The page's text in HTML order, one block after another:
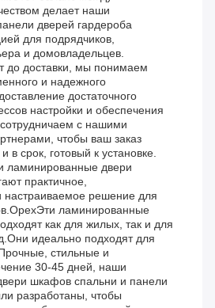
делает наши
дверей гардероба
для подрядчиков,
и домовладельцев.
до доставки, мы понимаем
и надежного
достаточного
настройки и обеспечения
с нашими
чтобы ваш заказ
в срок, готовый к установке.
ламинированные двери
практичное,
настраиваемое решение для
ламинированные
как для жилых, так и для
идеально подходят для
стильные и
30-45 дней, наши
шкафов спальни и панели
разработаны, чтобы